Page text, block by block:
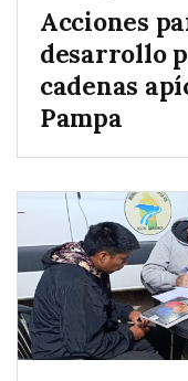
Acciones
desarrollo
cadenas
Pampa